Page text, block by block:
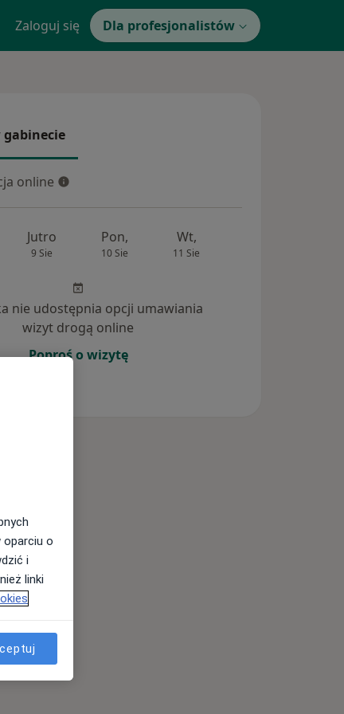
Zaloguj się Dla profesjonalistów
gabinecie
online
online
Jutro
9 Sie
Pon,
10 Sie
Wt,
11 Sie
nie udostępnia opcji umawiania
wizyt drogą online
Poproś o wizytę
o
i
linki